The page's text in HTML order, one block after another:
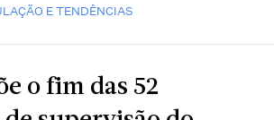
E TENDÊNCIAS
o fim das 52